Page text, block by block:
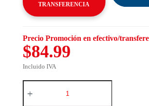
TRANSFERENCIA
Precio Promoción en efectivo/
$84.99
Incluido IVA